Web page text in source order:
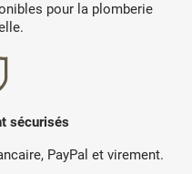
pour la plomberie
sécurisés
PayPal et virement.